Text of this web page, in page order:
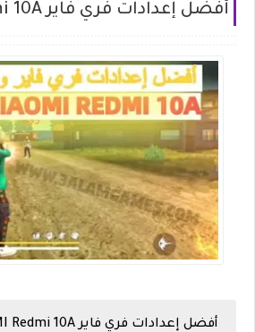
أفضل إعدادات فري فاير XIAOMI Redmi 10A
أفضل إعدادات فري فاير XIAOMI Redmi 10A